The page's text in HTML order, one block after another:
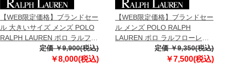
【WEB限定価格】ブランドセー
ル 大きいサイズ メンズ POLO
RALPH LAUREN ポロ ラルフロ
ーレン 刺繍入 リバーシブル ハ
ット 帽子 USA直輸入
定価 ￥9,900(税込)
￥8,000(税込)
【WEB限定価格】ブランドセー
ル メンズ POLO RALPH
LAUREN ポロ ラルフローレン
迷彩柄 ロゴ刺繍 ベースボール
キャップ 帽子 USA直輸入
定価 ￥9,350(税込)
￥7,500(税込)